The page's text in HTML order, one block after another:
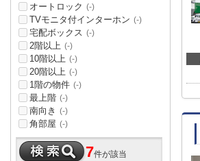
オートロック (-)
TVモニタ付インターホン (-)
宅配ボックス (-)
2階以上 (-)
10階以上 (-)
20階以上 (-)
1階の物件 (-)
最上階 (-)
南向き (-)
角部屋 (-)
7件が該当